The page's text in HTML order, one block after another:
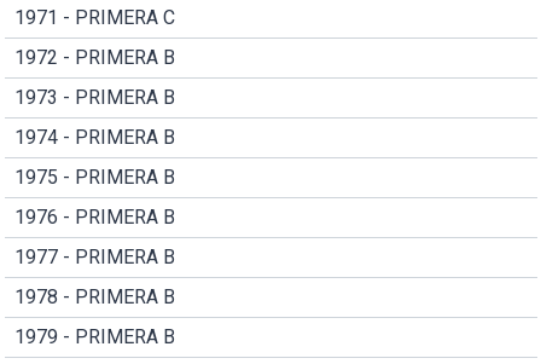
1971 - PRIMERA C
1972 - PRIMERA B
1973 - PRIMERA B
1974 - PRIMERA B
1975 - PRIMERA B
1976 - PRIMERA B
1977 - PRIMERA B
1978 - PRIMERA B
1979 - PRIMERA B